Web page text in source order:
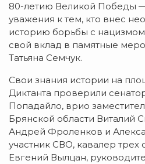
80-летию Великой Победы —
уважения к тем, кто внес
историю борьбы с
свой вклад в памятные
Татьяна Семчук.
Свои знания истории на
Диктанта проверили
Попадайло, врио
Брянской области Виталий
Андрей Фроленков и
участник СВО, кавалер
Евгений Вылцан,